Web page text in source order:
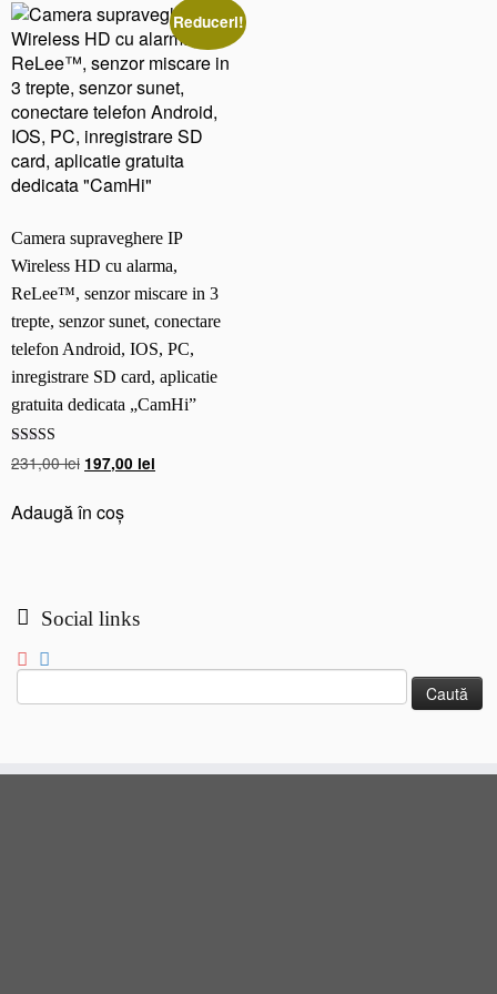
T
Z)
H
D
N
E
O
C
o
l
C
a
m
Reduceri!
Camera supraveghere IP
Wireless HD cu alarma,
ReLee™, senzor miscare in 3
trepte, senzor sunet, conectare
telefon Android, IOS, PC,
inregistrare SD card, aplicatie
gratuita dedicata „CamHi”
Evaluat la
5.00
231,00lei Prețul
a
197,00 lei
Adaugă în coș
Social links
după: